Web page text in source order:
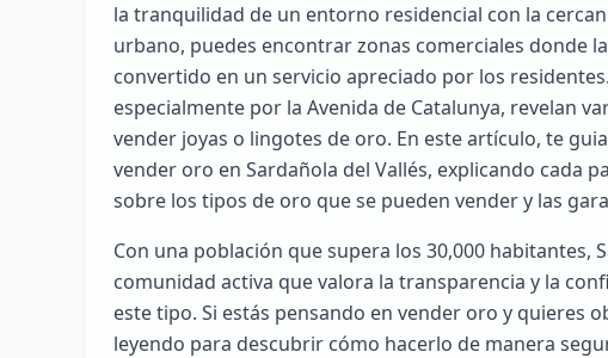
la tranquilidad de un entorno residencial con la
urbano, puedes encontrar zonas comerciales donde
convertido en un servicio apreciado por los
especialmente por la Avenida de Catalunya, revelan
vender joyas o lingotes de oro. En este artículo, te
vender oro en Sardañola del Vallés, explicando cada
sobre los tipos de oro que se pueden vender y las
Con una población que supera los 30,000 habitantes,
comunidad activa que valora la transparencia y la
este tipo. Si estás pensando en vender oro y quieres
leyendo para descubrir cómo hacerlo de manera